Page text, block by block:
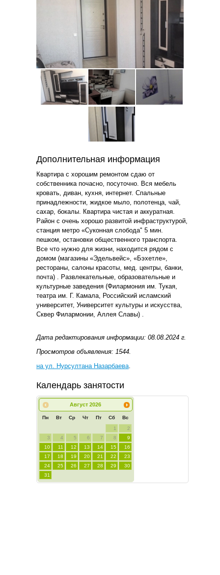
Дополнительная информация
Квартира с хорошим ремонтом сдаю от
собственника почасно, посуточно. Вся мебель
кровать, диван, кухня, интернет. Спальные
принадлежности, жидкое мыло, полотенца, чай,
сахар, бокалы. Квартира чистая и аккуратная.
Район с очень хорошо развитой инфраструктурой,
станция метро «Суконная слобода" 5 мин.
пешком, остановки общественного транспорта.
Все что нужно для жизни, находится рядом с
домом (магазины «Эдельвейс», «Бэхетле»,
рестораны, салоны красоты, мед. центры, банки,
почта) . Развлекательные, образовательные и
культурные заведения (Филармония им. Тукая,
театра им. Г. Камала, Российский исламский
университет, Университет культуры и искусства,
Сквер Филармонии, Аллея Славы) .
Дата редактирования информации: 08.08.2024 г.
Просмотров объявления: 1544.
на ул. Нурсултана Назарбаева
Календарь занятости
Август 2026
Пн Вт Ср Чт Пт Сб Вс
1
2
3
4 5 6 7 8
9
10
11 12 13 14 15
16
17
18 19 20 21 22
23
24
25 26 27 28 29
30
31